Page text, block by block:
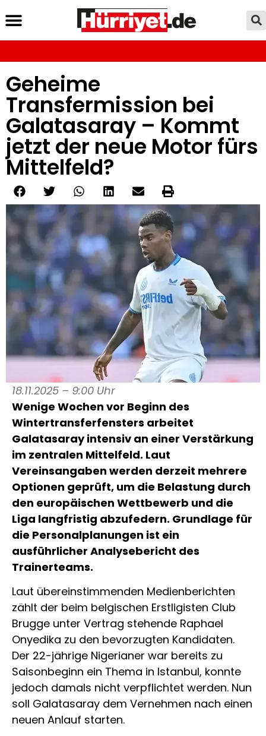
Geheime
Transfermission bei
Galatasaray – Kommt
jetzt der neue Motor fürs
Mittelfeld?
18.11.2025 – 9:00 Uhr
Wenige Wochen vor Beginn des
Wintertransferfensters arbeitet
Galatasaray intensiv an einer Verstärkung
im zentralen Mittelfeld. Laut
Vereinsangaben werden derzeit mehrere
Optionen geprüft, um die Belastung durch
den europäischen Wettbewerb und die
Liga langfristig abzufedern. Grundlage für
die Personalplanungen ist ein
ausführlicher Analysebericht des
Trainerteams.
Laut übereinstimmenden Medienberichten
zählt der beim belgischen Erstligisten Club
Brugge unter Vertrag stehende Raphael
Onyedika zu den bevorzugten Kandidaten.
Der 22-jährige Nigerianer war bereits zu
Saisonbeginn ein Thema in Istanbul, konnte
jedoch damals nicht verpflichtet werden. Nun
soll Galatasaray dem Vernehmen nach einen
neuen Anlauf starten.